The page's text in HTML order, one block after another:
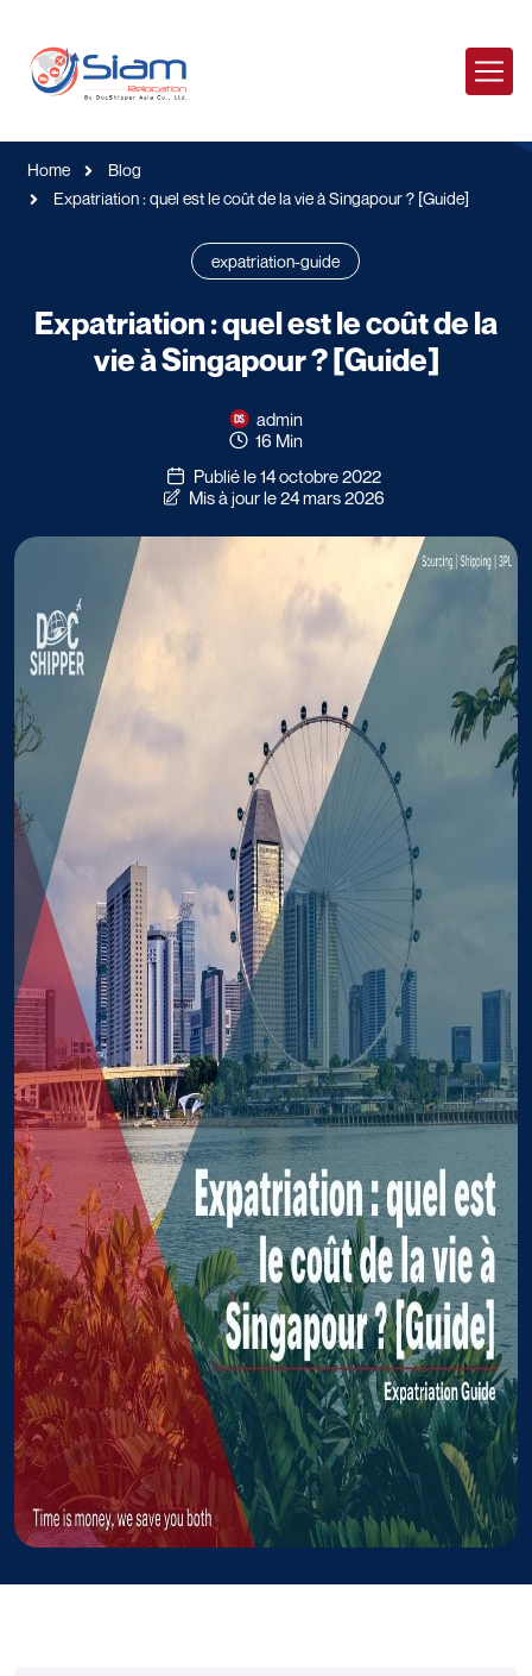
Home
Blog
Expatriation : quel est le coût de la vie à Singapour ? [Guide]
expatriation-guide
Expatriation : quel est le coût de la
vie à Singapour ? [Guide]
admin
16 Min
Publié le 14 octobre 2022
Mis à jour le 24 mars 2026